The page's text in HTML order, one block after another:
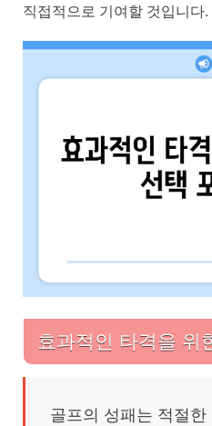
직접적으로 기여할 것입니다.
효과적인 타격을 위
골프의 성패는 적절